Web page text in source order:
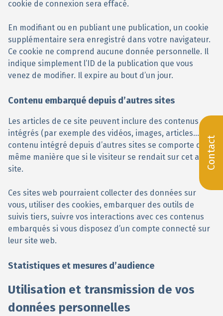
Contact
cookie de connexion sera effacé.
En modifiant ou en publiant une publication, un cookie
supplémentaire sera enregistré dans votre navigateur.
Ce cookie ne comprend aucune donnée personnelle. Il
indique simplement l’ID de la publication que vous
venez de modifier. Il expire au bout d’un jour.
Contenu embarqué depuis d’autres sites
Les articles de ce site peuvent inclure des contenus
intégrés (par exemple des vidéos, images, articles…). Le
contenu intégré depuis d’autres sites se comporte de la
même manière que si le visiteur se rendait sur cet autre
site.
Ces sites web pourraient collecter des données sur
vous, utiliser des cookies, embarquer des outils de
suivis tiers, suivre vos interactions avec ces contenus
embarqués si vous disposez d’un compte connecté sur
leur site web.
Statistiques et mesures d’audience
Utilisation et transmission de vos
données personnelles